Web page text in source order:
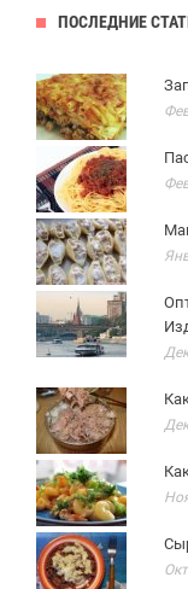
ПОСЛЕДНИЕ